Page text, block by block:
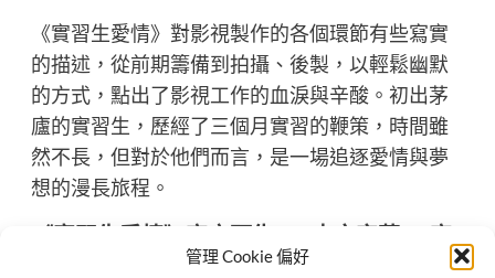
管理 Cookie 偏好
《實習生愛情》對影視製作的各個環節有些寫實
的描述，從前期籌備到拍攝、後製，以輕鬆幽默
的方式，點出了影視工作的血淚與辛酸。初出茅
廬的實習生，歷經了三個月實習的鞭策，時間雖
然不長，但對於他們而言，是一場追逐愛情與夢
想的漫長旅程。
《實習生愛情》官方預告 (CC中文字幕) 官
方正片(CC英文字幕)